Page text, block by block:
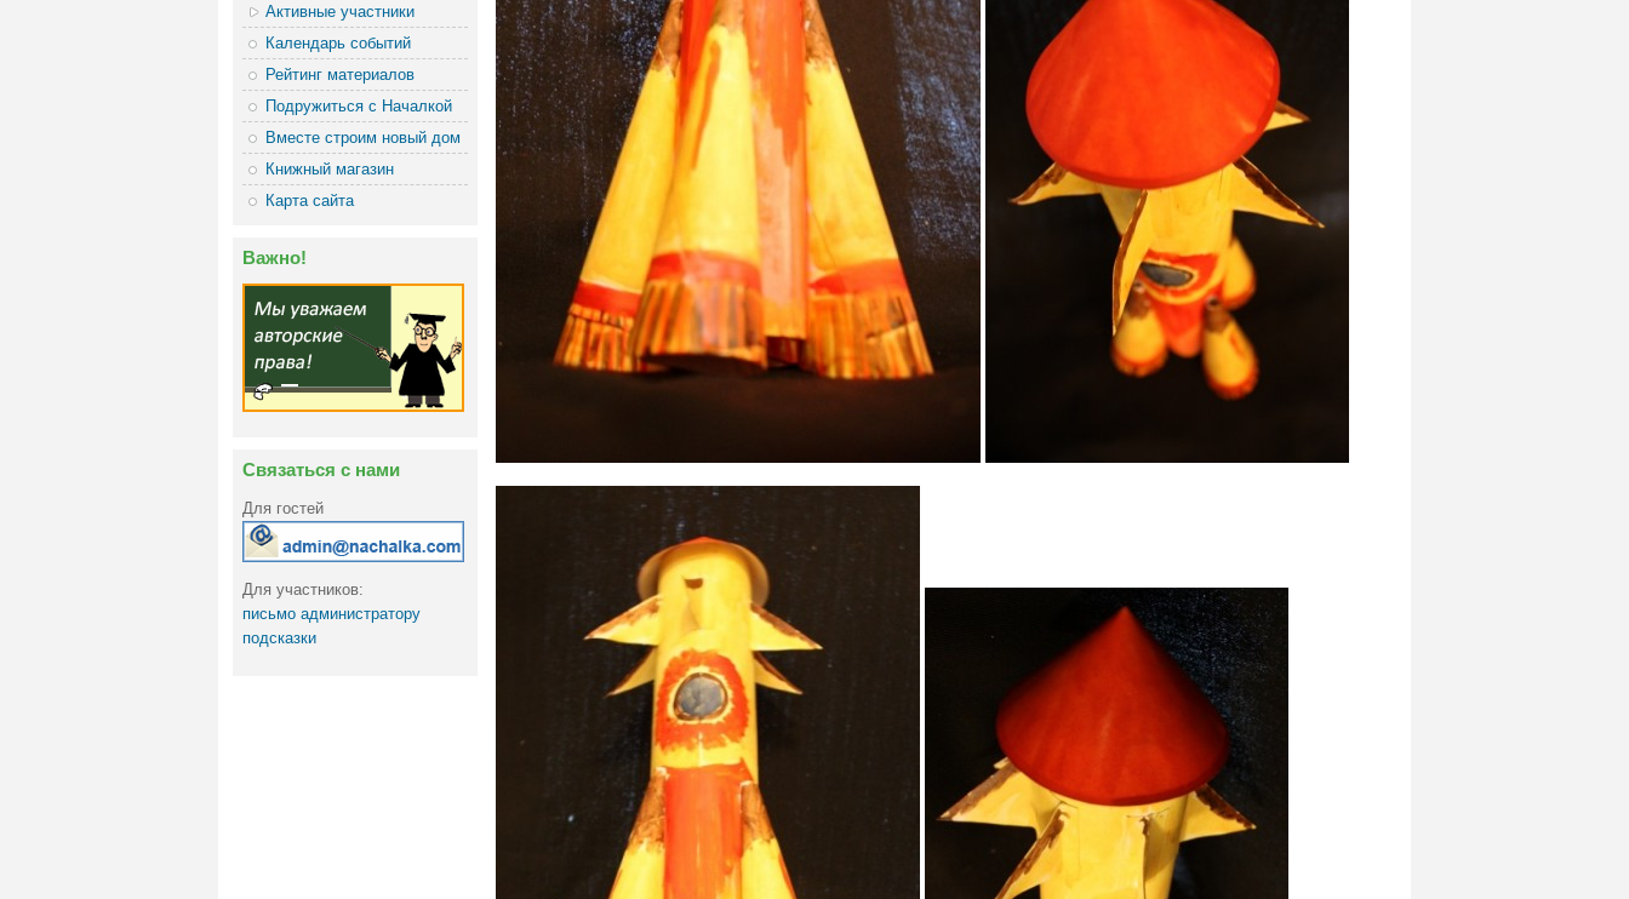
Активные участники
Календарь событий
Рейтинг материалов
Подружиться с Началкой
Вместе строим новый дом
Книжный магазин
Карта сайта
Важно!
Связаться с нами
Для гостей
Для участников:
письмо администратору
подсказки